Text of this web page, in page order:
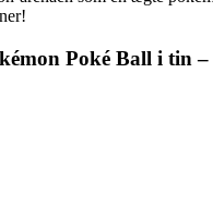
Poké Ball i tin